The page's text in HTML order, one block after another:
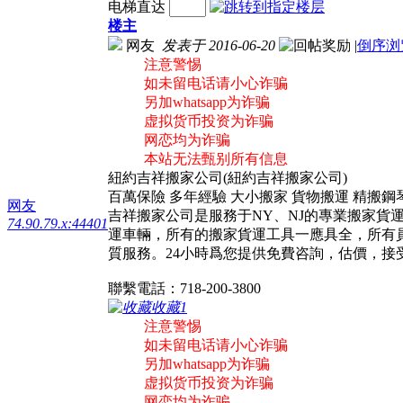
网友
74.90.79.x:44401
电梯直达
楼主
网友 发表于 2016-06-20 |倒序浏
注意警惕
如未留电话请小心诈骗
另加whatsapp为诈骗
虚拟货币投资为诈骗
网恋均为诈骗
本站无法甄别所有信息
紐約吉祥搬家公司(紐約吉祥搬家公司)
百萬保險 多年經驗 大小搬家 貨物搬運 精搬鋼
吉祥搬家公司是服務于NY、NJ的專業搬家貨
運車輛，所有的搬家貨運工具一應具全，所
質服務。24小時爲您提供免費咨詢，估價，
聯繫電話：718-200-3800
收藏1
注意警惕
如未留电话请小心诈骗
另加whatsapp为诈骗
虚拟货币投资为诈骗